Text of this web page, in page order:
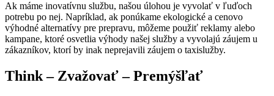
Ak máme inovatívnu službu, našou úlohou je vyvolať v ľuďoch
potrebu po nej. Napríklad, ak ponúkame ekologické a cenovo
výhodné alternatívy pre prepravu, môžeme použiť reklamy alebo
kampane, ktoré osvetlia výhody našej služby a vyvolajú záujem u
zákazníkov, ktorí by inak neprejavili záujem o taxislužby.
Think – Zvažovať – Premýšľať